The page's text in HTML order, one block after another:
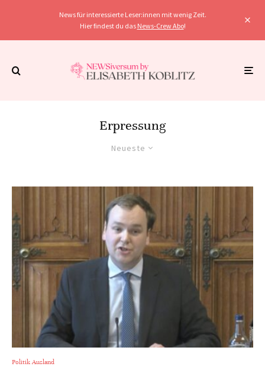
News für interessierte Leser:innen mit wenig Zeit.
Hier findest du das News-Crew Abo!
Erpressung
Neueste
Politik Ausland